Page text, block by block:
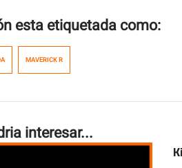
esta etiquetada como:
MAVERICK R
interesar...